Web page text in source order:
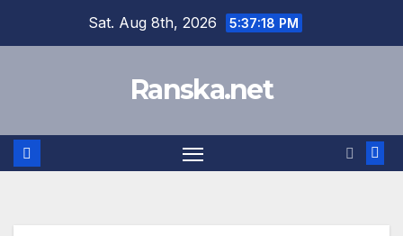
Sat. Aug 8th, 2026 5:37:18 PM
Ranska.net